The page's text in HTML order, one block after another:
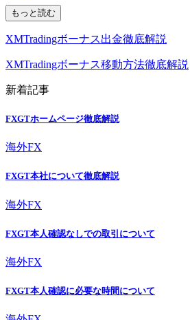
もっと読む
XMTradingボーナス出金徹底解説
XMTradingボーナス移動方法徹底解説
新着記事
FXGTホームページ徹底解説
海外FX
FXGT本社について徹底解説
海外FX
FXGT本人確認なしでの取引について
海外FX
FXGT本人確認に必要な時間について